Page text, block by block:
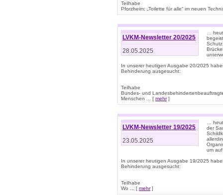
Teilhabe
Pforzheim: „Toilette für alle“ im neuen
LVKM-Newsletter 20/2025
28.05.2025
…
In unserer heutigen Ausgabe 20/2025
Behinderung ausgesucht:
Teilhabe
Bundes- und
Menschen ... [ mehr]
LVKM-Newsletter 19/2025
23.05.2025
…
der
um
In unserer heutigen Ausgabe 19/2025
Behinderung ausgesucht:
Teilhabe
Wo ... [ mehr]